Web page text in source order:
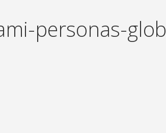
personas-